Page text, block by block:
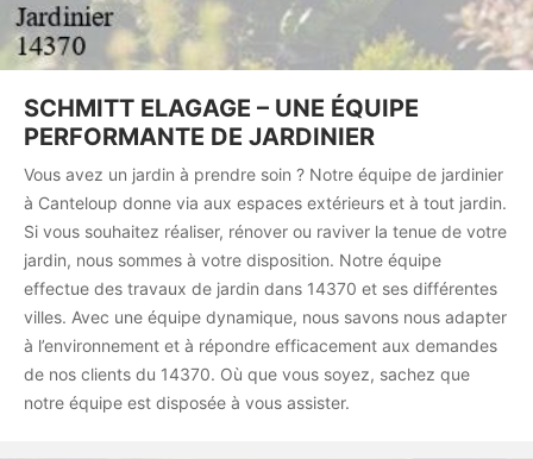
SCHMITT ELAGAGE – UNE ÉQUIPE
PERFORMANTE DE JARDINIER
Vous avez un jardin à prendre soin ? Notre équipe de jardinier
à Canteloup donne via aux espaces extérieurs et à tout jardin.
Si vous souhaitez réaliser, rénover ou raviver la tenue de votre
jardin, nous sommes à votre disposition. Notre équipe
effectue des travaux de jardin dans 14370 et ses différentes
villes. Avec une équipe dynamique, nous savons nous adapter
à l’environnement et à répondre efficacement aux demandes
de nos clients du 14370. Où que vous soyez, sachez que
notre équipe est disposée à vous assister.